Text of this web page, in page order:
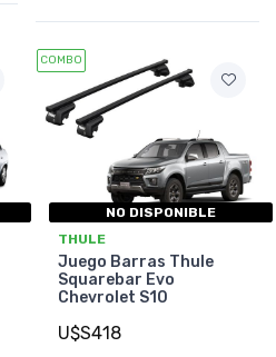
COMBO
NO DISPONIBLE
THULE
Juego Barras Thule
Squarebar Evo
Chevrolet S10
U$S418